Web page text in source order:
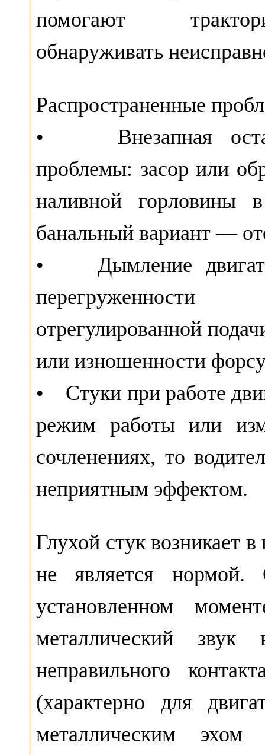
помогают
обнаруживать
Распространенные
• Внезапная
проблемы: засор или
наливной горловины
банальный вариант —
• Дымление
перегруженности
отрегулированной
или изношенности
• Стуки при работе
режим работы или
сочленениях, то
неприятным эффектом.
Глухой стук возникает
не является нормой.
установленном
металлический
неправильного
(характерно для
металлическим эхом